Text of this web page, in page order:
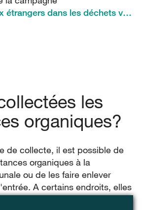
"Pas de matériaux étrangers dans les déchets verts"
les
organiques?
de collecte, il est possible de
organiques à la
ou de les faire enlever
A certains endroits, elles
à part.